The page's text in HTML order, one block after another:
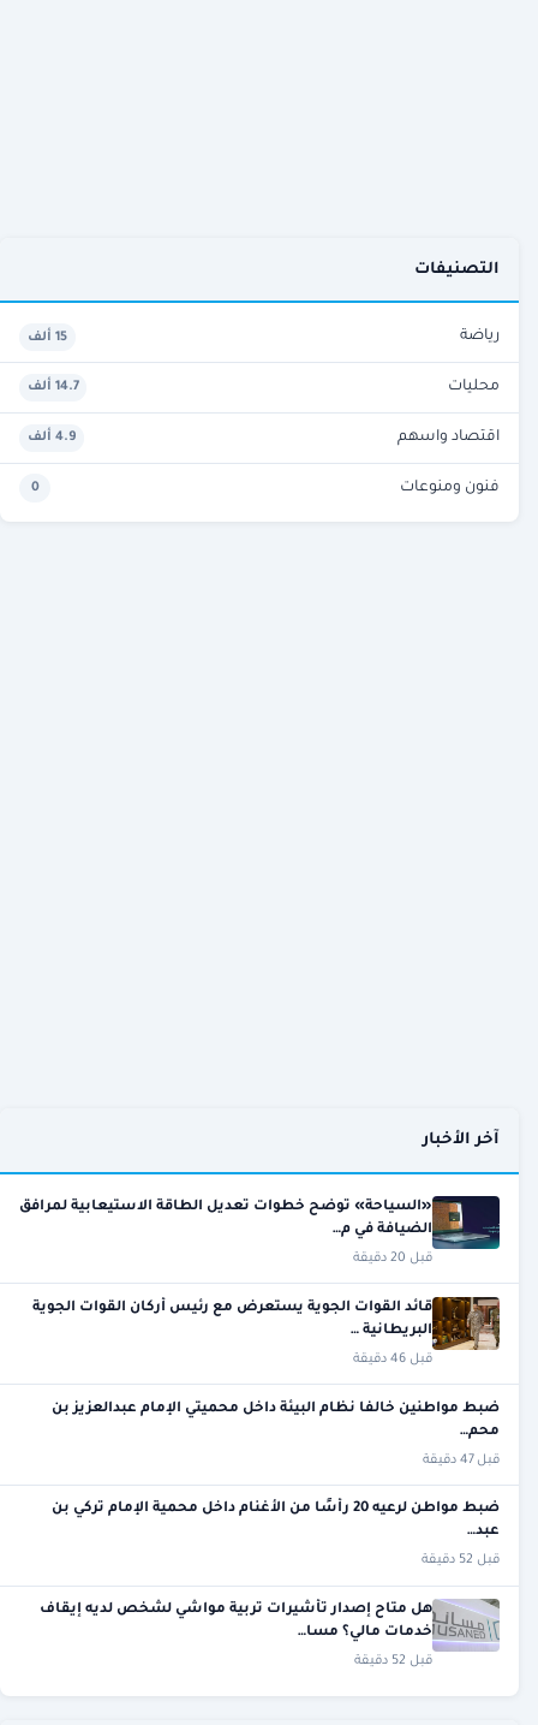
التصنيفات
رياضة 15 ألف
محليات 14.7 ألف
اقتصاد واسهم 4.9 ألف
فنون ومنوعات 0
آخر الأخبار
«السياحة» توضح خطوات تعديل الطاقة الاستيعابية لمرافق
الضيافة في م…
قبل 20 دقيقة
قائد القوات الجوية يستعرض مع رئيس أركان القوات الجوية
البريطانية …
قبل 46 دقيقة
ضبط مواطنين خالفا نظام البيئة داخل محميتي الإمام عبدالعزيز بن
محم…
قبل 47 دقيقة
ضبط مواطن لرعيه 20 رأسًا من الأغنام داخل محمية الإمام تركي بن
عبد…
قبل 52 دقيقة
هل متاح إصدار تأشيرات تربية مواشي لشخص لديه إيقاف
خدمات مالي؟ مسا…
قبل 52 دقيقة